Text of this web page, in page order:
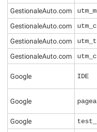
GestionaleAuto.com
GestionaleAuto.com
GestionaleAuto.com
GestionaleAuto.com
Google IDE
Google
Google